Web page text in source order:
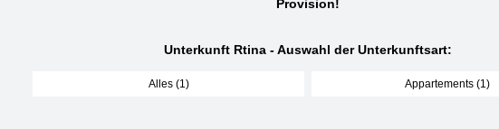
Provision!
Unterkunft Rtina - Auswahl der Unterkunftsart:
Alles (1) Appartements (1)